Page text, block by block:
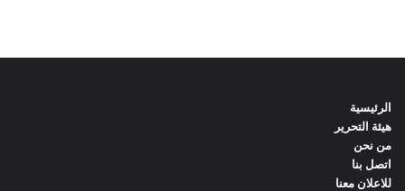
الرئيسية
هيئة التحرير
من نحن
اتصل بنا
للاعلان معنا